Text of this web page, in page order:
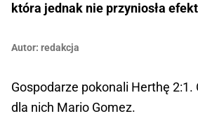
która jednak nie przyniosła
Autor: redakcja
Gospodarze pokonali Herthę 2:1.
dla nich Mario Gomez.